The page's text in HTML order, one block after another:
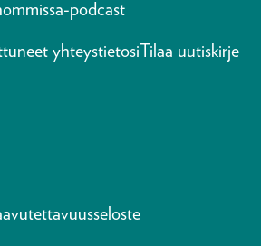
podcast
yhteystietosi Tilaa uutiskirje
Facebook-f
tab Instagram
tab Linkedin-in
new tab Bluesky